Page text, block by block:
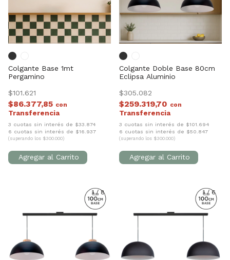
Colgante Base 1mt
Pergamino
$101.621
$86.377,85 con
3 cuotas sin interés de $33.874
6 cuotas sin interés de $16.937
(superando los $300.000)
Colgante Doble Base 80cm
Eclipsa Aluminio
$305.082
$259.319,70 con
3 cuotas sin interés de $101.694
6 cuotas sin interés de $50.847
(superando los $300.000)
1/8 1/6